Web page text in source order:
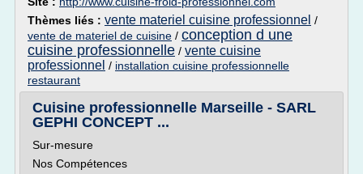
Thèmes liés : vente materiel cuisine professionnel /
vente de materiel de cuisine / conception d une
cuisine professionnelle / vente cuisine
professionnel / installation cuisine professionnelle
restaurant
Cuisine professionnelle Marseille - SARL
GEPHI CONCEPT ...
Sur-mesure
Nos Compétences